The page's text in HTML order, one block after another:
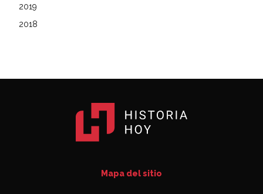
2019
2018
Mapa del sitio